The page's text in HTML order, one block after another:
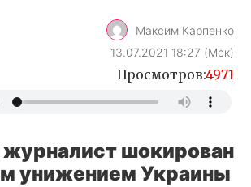
журналист шокирован
унижением Украины
Всё за сегодня